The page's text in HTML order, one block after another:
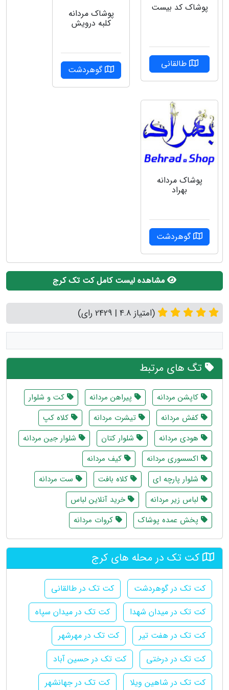
پوشاک کد بیست
طالقانی
پوشاک مردانه
کلبه درویش
گوهردشت
پوشاک مردانه
بهراد
گوهردشت
مشاهده لیست کامل کت تک کرج
(امتیاز 4.8 | 2429 رای)
تگ های مرتبط
کاپشن مردانه پیراهن مردانه
کت و شلوار
کفش مردانه
تیشرت مردانه
کلاه کپ
هودی مردانه
شلوار کتان
شلوار جین مردانه
اکسسوری مردانه
کیف مردانه
شلوار پارچه ای
کلاه بافت
ست مردانه
لباس زیر مردانه
خرید آنلاین لباس
پخش عمده پوشاک
کروات مردانه
کت تک در محله های کرج
کت تک در گوهردشت
کت تک در طالقانی
کت تک در میدان شهدا
کت تک در میدان سپاه
کت تک در هفت تیر
کت تک در مهرشهر
کت تک در درختی
کت تک در حسین آباد
کت تک در شاهین ویلا
کت تک در جهانشهر